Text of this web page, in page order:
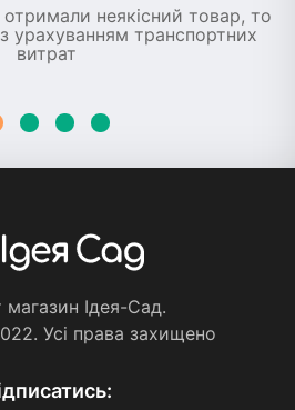
неякісний товар, то
урахуванням транспортних
витрат
магазин Iдея-Сад.
Усi права захищено